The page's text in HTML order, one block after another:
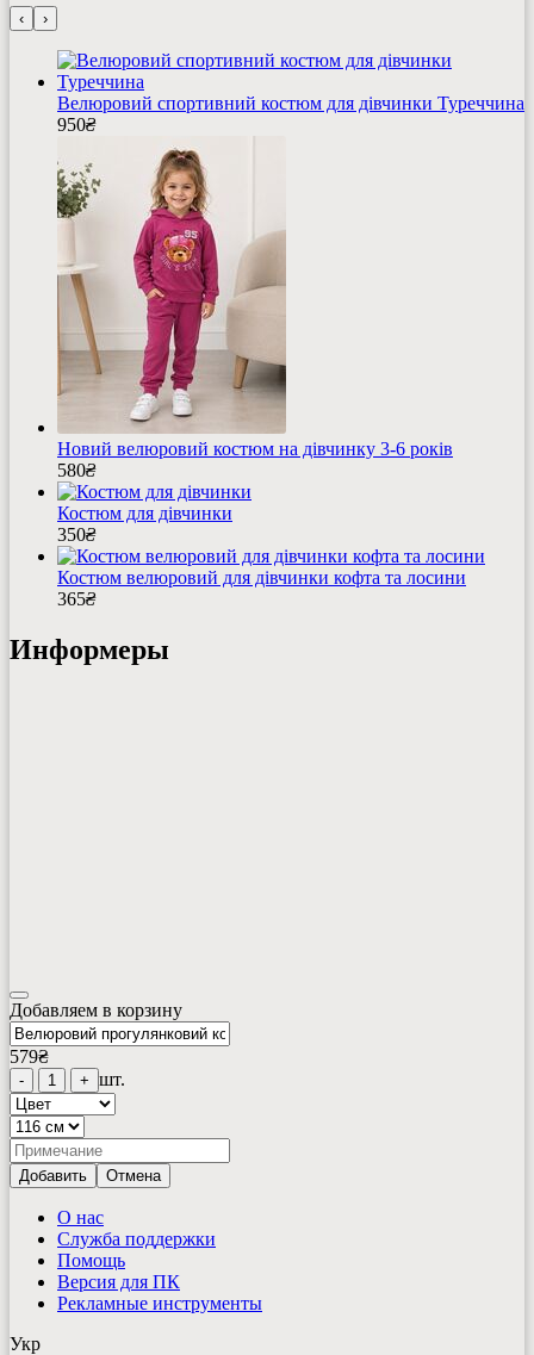
‹ ›
Велюровий спортивний костюм для дівчинки Туреччина
950₴
Новий велюровий костюм на дівчинку 3-6 років
580₴
Костюм для дівчинки
350₴
Костюм велюровий для дівчинки кофта та лосини
365₴
Информеры
Добавляем в корзину
579₴
- 1 + шт.
Добавить Отмена
О нас
Служба поддержки
Помощь
Версия для ПК
Рекламные инструменты
Укр